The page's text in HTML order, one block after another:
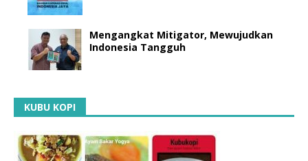
Mengangkat Mitigator, Mewujudkan
Indonesia Tangguh
KUBU KOPI